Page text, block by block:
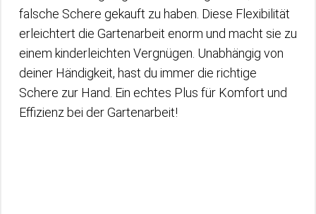
falsche Schere gekauft zu haben. Diese Flexibilität
erleichtert die Gartenarbeit enorm und macht sie zu
einem kinderleichten Vergnügen. Unabhängig von
deiner Händigkeit, hast du immer die richtige
Schere zur Hand. Ein echtes Plus für Komfort und
Effizienz bei der Gartenarbeit!